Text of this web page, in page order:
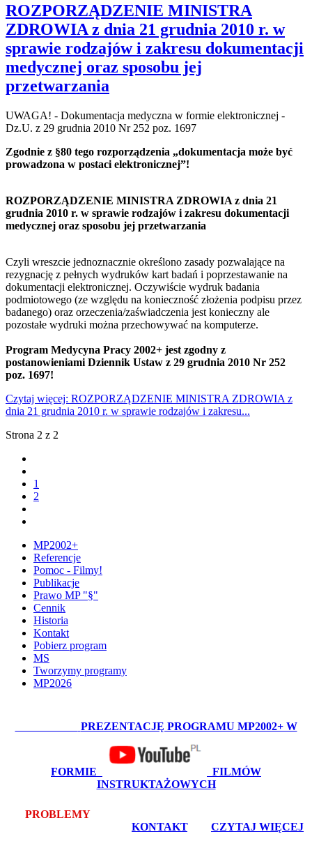
ROZPORZĄDZENIE MINISTRA
ZDROWIA z dnia 21 grudnia 2010 r. w
sprawie rodzajów i zakresu dokumentacji
medycznej oraz sposobu jej
przetwarzania
UWAGA! - Dokumentacja medyczna w formie elektronicznej -
Dz.U. z 29 grudnia 2010 Nr 252 poz. 1697
Zgodnie z §80 tego rozporządzenia „dokumentacja może być
prowadzona w postaci elektronicznej”!
ROZPORZĄDZENIE MINISTRA ZDROWIA z dnia 21
grudnia 2010 r. w sprawie rodzajów i zakresu dokumentacji
medycznej oraz sposobu jej przetwarzania
Czyli wreszcie jednoznacznie określono zasady pozwalające na
rezygnację z pełnych wydruków kart badań i poprzestawanie na
dokumentacji elektronicznej. Oczywiście wydruk badania
podmiotowego (ze względu na konieczność złożenia podpisu przez
badanego) oraz orzeczenia/zaświadczenia jest konieczny ale
pozostałe wydruki można przechowywać na komputerze.
Program Medycyna Pracy 2002+ jest zgodny z
postanowieniami Dziennik Ustaw z 29 grudnia 2010 Nr 252
poz. 1697!
Czytaj więcej: ROZPORZĄDZENIE MINISTRA ZDROWIA z
dnia 21 grudnia 2010 r. w sprawie rodzajów i zakresu...
Strona 2 z 2
1
2
MP2002+
Referencje
Pomoc - Filmy!
Publikacje
Prawo MP "§"
Cennik
Historia
Kontakt
Pobierz program
MS
Tworzymy programy
MP2026
PREZENTACJĘ PROGRAMU MP2002+ W
FORMIE
FILMÓW
INSTRUKTAŻOWYCH
PROBLEMYZ POBRANIEM LUB INSTALACJĄ? -
KONTAKT, lub CZYTAJ WIĘCEJ